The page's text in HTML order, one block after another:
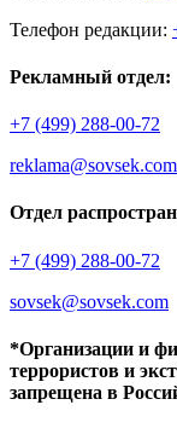
Телефон редакции:
Рекламный отдел:
+7 (499) 288-00-72
reklama@sovsek.com
Отдел
+7 (499) 288-00-72
sovsek@sovsek.com
*Организации и
террористов и
запрещена в